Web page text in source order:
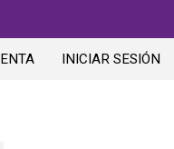
INICIAR SESIÓN